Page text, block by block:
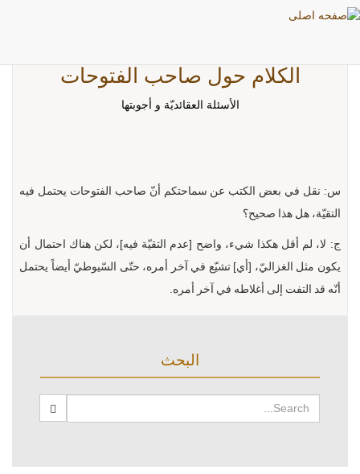
الكلام حول صاحب الفتوحات
الأسئلة العقائديّة و أجوبتها
س: نقل في بعض الكتب عن سماحتكم أنّ صاحب الفتوحات يحتمل فيه
التقيّة، هل هذا صحيح؟
ج: لا، لم أقل هكذا شيء، واضح [عدم التقيّة فيه]، لكن هناك احتمال أن
يكون مثل الغزاليّ، [أي] تشيّع في آخر أمره، حتّى السّيوطيّ أيضاً يحتمل
أنّه قد التفت إلى أغلاطه في آخر أمره.
البحث